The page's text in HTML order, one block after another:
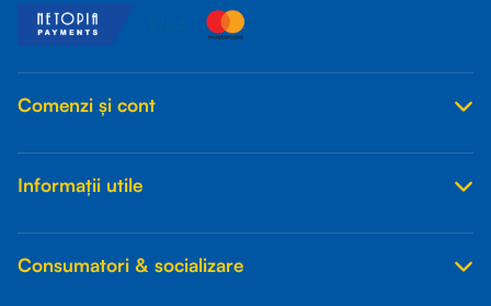
Comenzi și cont
Informații utile
Consumatori & socializare